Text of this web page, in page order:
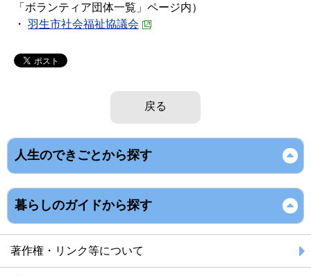
「ボランティア団体一覧」ページ内）
・ 羽生市社会福祉協議会
戻る
人生のできごとから探す
暮らしのガイドから探す
著作権・リンク等について